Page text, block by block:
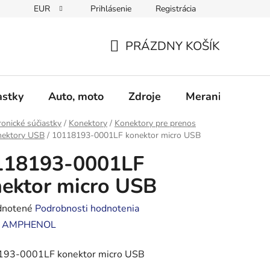
Obchodné podmienky Podmienky ochrany osobných údajov
EUR Prihlásenie Registrácia
KOŠÍK
PRÁZDNY KOŠÍK
Auto, moto Zdroje Meranie -
súčiastky / Konektory / Konektory pre prenos
USB / 10118193-0001LF konektor micro USB
0001LF
micro USB
Podrobnosti hodnotenia
AMPHENOL
0001LF konektor micro USB